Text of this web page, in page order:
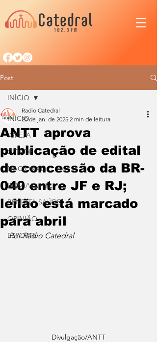
Post
INÍCIO
IGREJA
CIDADE
NACIONAL
BOM APETITE
BENDITA SAÚDE
OPINIÃO
ESPORTE
INÍCIO
ANTT aprova
publicação de edital
de concessão da BR-
040 entre JF e RJ;
leilão está marcado
para abril
Radio Catedral
20 de jan. de 2025 2 min de leitura
Por Rádio Catedral
Divulgação/ANTT